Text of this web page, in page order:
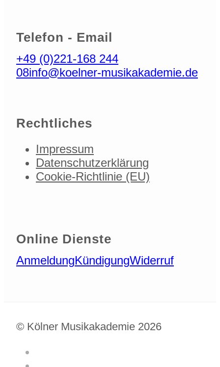
Telefon - Email
+49 (0)221-168 244
08info@koelner-musikakademie.de
Rechtliches
Impressum
Datenschutzerklärung
Cookie-Richtlinie (EU)
Online Dienste
AnmeldungKündigungWiderruf
© Kölner Musikakademie 2026